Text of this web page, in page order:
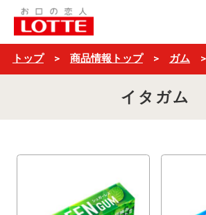
$ブ
ラ
ン
ド
＋
トップ 商品情報トップ ガム
イタガム